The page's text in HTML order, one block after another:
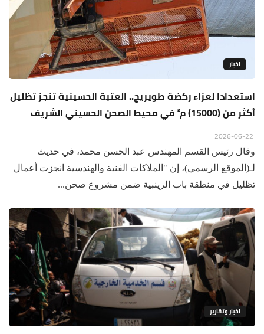
اخبار
استعدادا لعزاء ركضة طويريج.. العتبة الحسينية تنجز تظليل
أكثر من (15000) م² في محيط الصحن الحسيني الشريف
وقال رئيس القسم المهندس عبد الحسن محمد، في حديث
لـ(الموقع الرسمي)، إن "الملاكات الفنية والهندسية انجزت أعمال
تظليل في منطقة باب الزينبية ضمن مشروع صحن...
اخبار وتقارير